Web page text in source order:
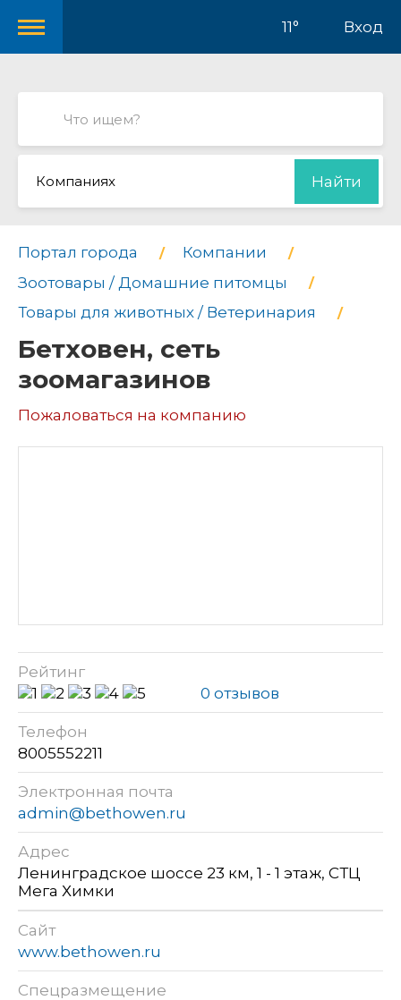
11° Вход
Компаниях Найти
Портал города
Компании
Зоотовары / Домашние питомцы
Товары для животных / Ветеринария
Бетховен, сеть
зоомагазинов
Пожаловаться на компанию
Рейтинг
0 отзывов
Телефон
8005552211
Электронная почта
admin@bethowen.ru
Адрес
Ленинградское шоссе 23 км, 1 - 1 этаж, СТЦ
Мега Химки
Сайт
www.bethowen.ru
Спецразмещение